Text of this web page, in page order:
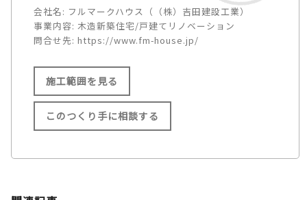
会社名: フルマークハウス（（株）吉田建設工業）
事業内容: 木造新築住宅/戸建てリノベーション
問合せ先: https://www.fm-house.jp/
施工範囲を見る
施工範囲
このつくり手に相談する